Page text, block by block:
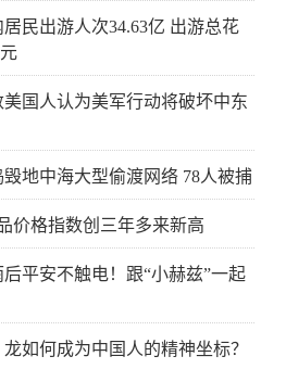
居民出游人次34.63亿 出游总花
美国人认为美军行动将破坏中东
地中海大型偷渡网络 78人被捕
价格指数创三年多来新高
平安不触电！跟“小赫兹”一起
如何成为中国人的精神坐标？